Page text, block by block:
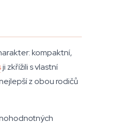
kompaktní,
ji zkřížili s vlastní
z obou rodičů